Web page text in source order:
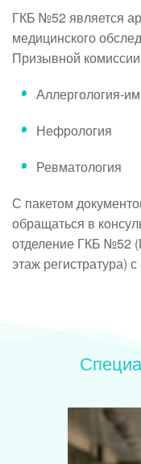
ГКБ №52 является
медицинского
Призывной
Аллергология-
Нефрология
Ревматология
С пакетом
обращаться в
отделение ГКБ №52
этаж регистратура)